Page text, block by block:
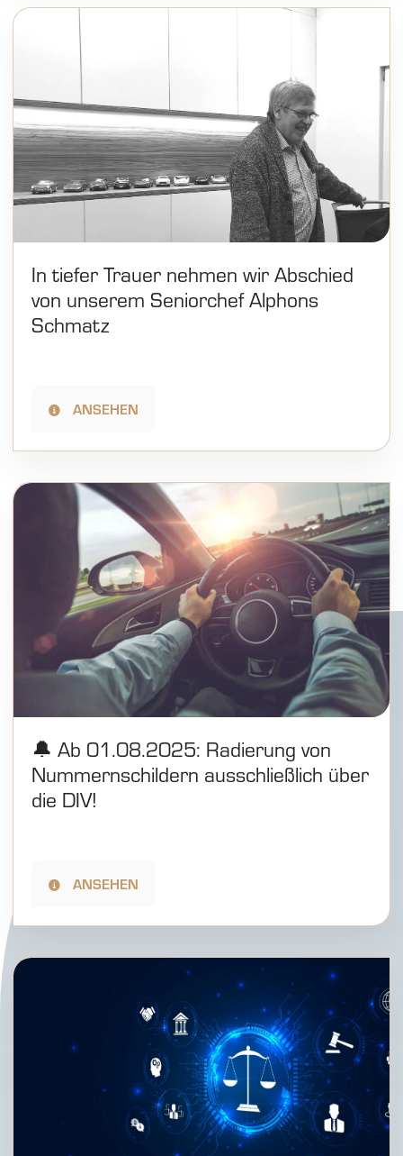
In tiefer Trauer nehmen wir Abschied
von unserem Seniorchef Alphons
Schmatz
ANSEHEN
🔔 Ab 01.08.2025: Radierung von
Nummernschildern ausschließlich über
die DIV!
ANSEHEN